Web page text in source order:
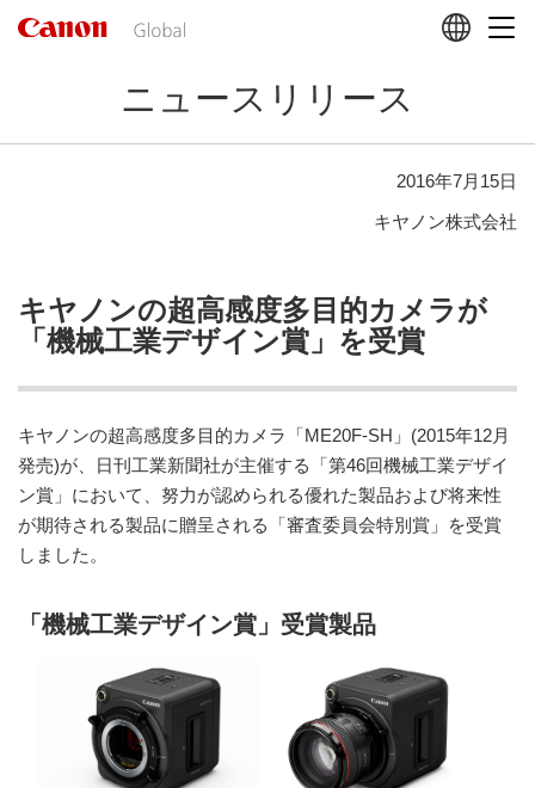
の
ニュースリリース
2016年7月15日
キヤノン株式会社
キヤノンの超高感度多目的カメラが
「機械工業デザイン賞」を受賞
キヤノンの超高感度多目的カメラ「ME20F-SH」(2015年12月
発売)が、日刊工業新聞社が主催する「第46回機械工業デザイ
ン賞」において、努力が認められる優れた製品および将来性
が期待される製品に贈呈される「審査委員会特別賞」を受賞
しました。
「機械工業デザイン賞」受賞製品